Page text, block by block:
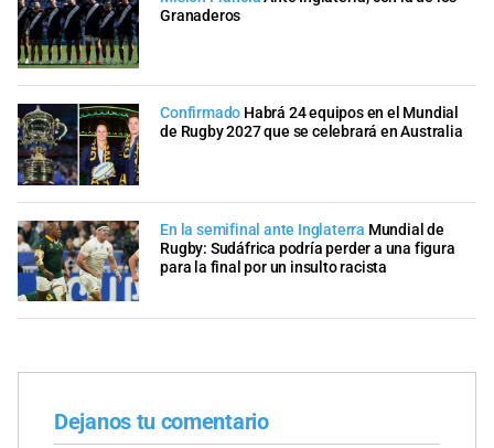
Granaderos
Confirmado Habrá 24 equipos en el Mundial
de Rugby 2027 que se celebrará en Australia
En la semifinal ante Inglaterra Mundial de
Rugby: Sudáfrica podría perder a una figura
para la final por un insulto racista
Dejanos tu comentario